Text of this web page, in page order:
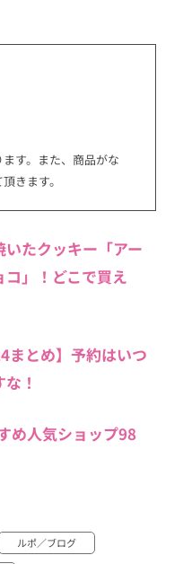
す。また、商品がな
きます。
たクッキー「アー
」！どこで買え
まとめ】予約はいつ
！
め人気ショップ98
ルポ／ブログ